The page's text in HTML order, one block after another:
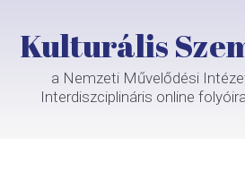
Kulturális
a Nemzeti Művelődési
Interdiszciplináris online